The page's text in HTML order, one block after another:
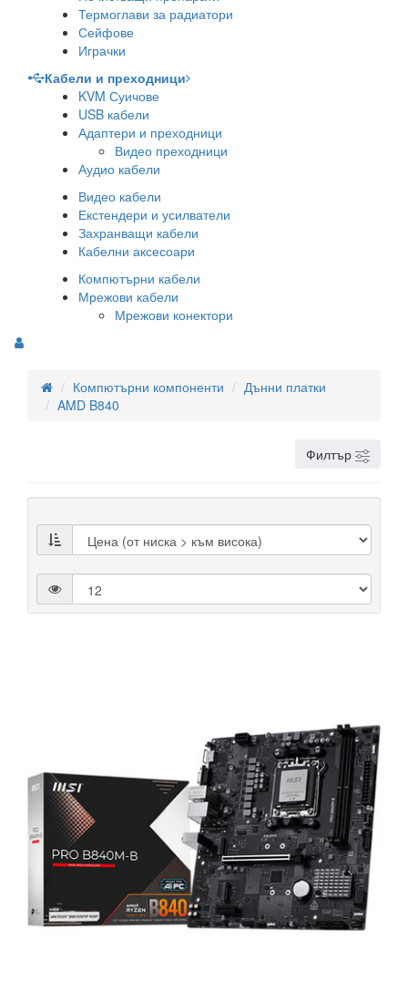
Термоглави за радиатори
Сейфове
Играчки
Кабели и преходници
KVM Суичове
USB кабели
Адаптери и преходници
Видео преходници
Аудио кабели
Видео кабели
Екстендери и усилватели
Захранващи кабели
Кабелни аксесоари
Компютърни кабели
Мрежови кабели
Мрежови конектори
Компютърни компоненти
Дънни платки
AMD B840
Филтър